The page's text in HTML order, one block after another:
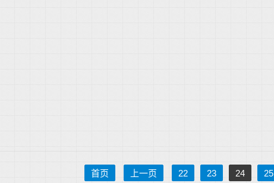
首页 上一页 22 23 24 25